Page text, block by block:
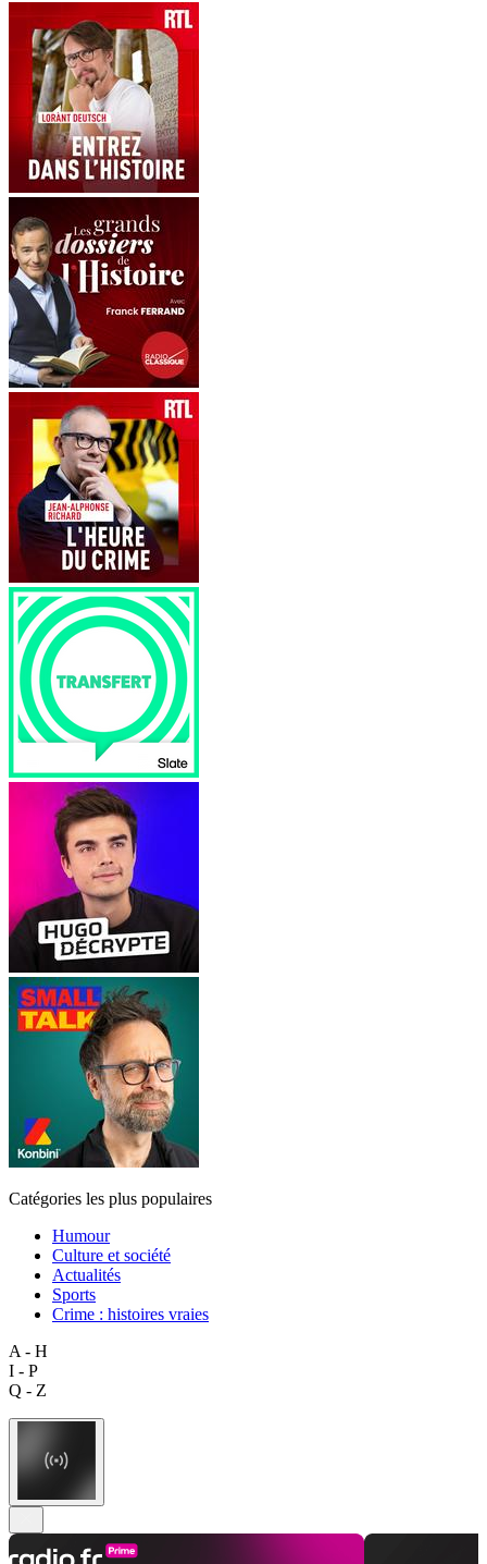
Catégories les plus populaires
Humour
Culture et société
Actualités
Sports
Crime : histoires vraies
A - H
I - P
Q - Z